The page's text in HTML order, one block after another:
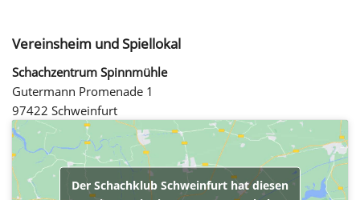
Vereinsheim und Spiellokal
Schachzentrum Spinnmühle
Gutermann Promenade 1
97422 Schweinfurt
Der Schachklub Schweinfurt hat diesen